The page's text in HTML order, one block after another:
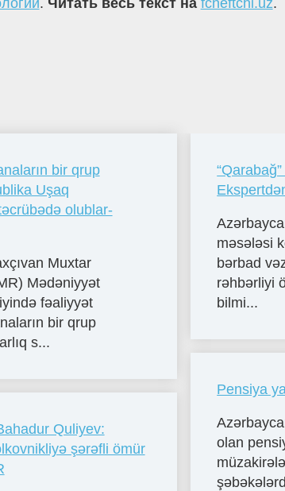
. Читать весь текст на fcneftchi.uz.
bir qrup
Uşaq
olublar-
Muxtar
Mədəniyyət
fəaliyyət
bir qrup
s...
Quliyev:
şərəfli ömür
məsələsi
bərbad
rəhbərliyi
bilmi...
Pensiya
olan